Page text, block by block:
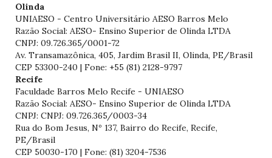
Olinda
UNIAESO - Centro Universitário AESO Barros Melo
Razão Social: AESO- Ensino Superior de Olinda LTDA
CNPJ: 09.726.365/0001-72
Av. Transamazônica, 405, Jardim Brasil II, Olinda, PE/Brasil
CEP 53300-240 | Fone: +55 (81) 2128-9797
Recife
Faculdade Barros Melo Recife - UNIAESO
Razão Social: AESO- Ensino Superior de Olinda LTDA
CNPJ: CNPJ: 09.726.365/0003-34
Rua do Bom Jesus, Nº 137, Bairro do Recife, Recife,
PE/Brasil
CEP 50030-170 | Fone: (81) 3204-7536